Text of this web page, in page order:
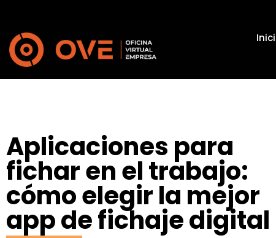
Aplicaciones para
fichar en el trabajo:
cómo elegir la mejor
app de fichaje digital